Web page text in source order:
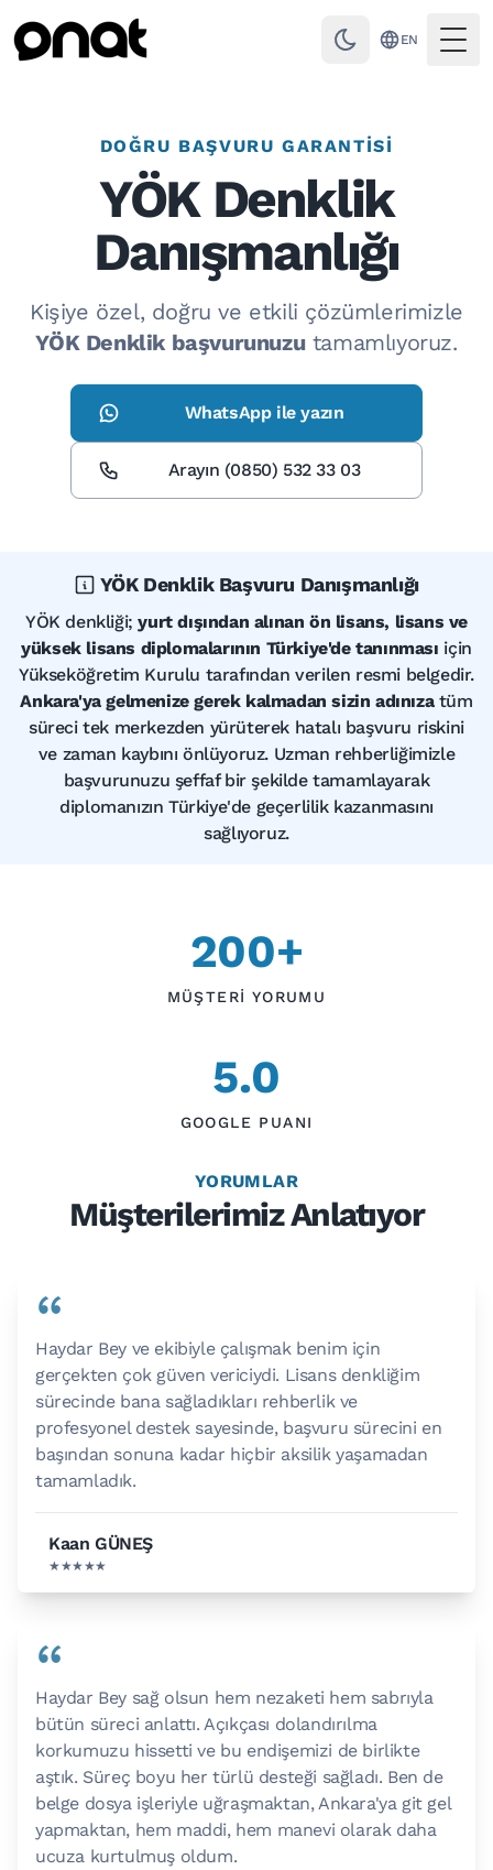
EN
DOĞRU BAŞVURU GARANTISI
YÖK Denklik
Danışmanlığı
Kişiye özel, doğru ve etkili çözümlerimizle
YÖK Denklik başvurunuzutamamlıyoruz.
WhatsApp ile yazın
Arayın (0850) 532 33 03
YÖK Denklik Başvuru Danışmanlığı
YÖK denkliği;yurt dışından alınan ön lisans, lisans ve
yüksek lisans diplomalarının Türkiye'de tanınması için
Yükseköğretim Kurulu tarafından verilen resmi belgedir.
Ankara'ya gelmenize gerek kalmadan sizin adınızatüm
süreci tek merkezden yürüterek hatalı başvuru riskini
ve zaman kaybını önlüyoruz. Uzman rehberliğimizle
başvurunuzu şeffaf bir şekilde tamamlayarak
diplomanızın Türkiye'de geçerlilik kazanmasını
sağlıyoruz.
200+
MÜŞTERI YORUMU
5.0
GOOGLE PUANI
YORUMLAR
Müşterilerimiz Anlatıyor
“
Haydar Bey ve ekibiyle çalışmak benim için
gerçekten çok güven vericiydi. Lisans denkliğim
sürecinde bana sağladıkları rehberlik ve
profesyonel destek sayesinde, başvuru sürecini en
başından sonuna kadar hiçbir aksilik yaşamadan
tamamladık.
Kaan GÜNEŞ
★★★★★
“
Haydar Bey sağ olsun hem nezaketi hem sabrıyla
bütün süreci anlattı. Açıkçası dolandırılma
korkumuzu hissetti ve bu endişemizi de birlikte
aştık. Süreç boyu her türlü desteği sağladı. Ben de
belge dosya işleriyle uğraşmaktan, Ankara'ya git gel
yapmaktan, hem maddi, hem manevi olarak daha
ucuza kurtulmuş oldum.